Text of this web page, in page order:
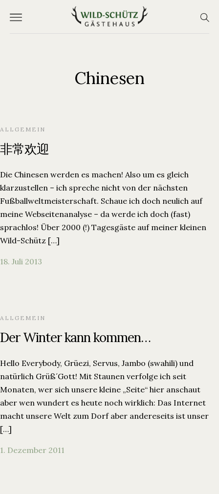
Chinesen
ALLGEMEIN
非常欢迎
Die Chinesen werden es machen! Also um es gleich
klarzustellen – ich spreche nicht von der nächsten
Fußballweltmeisterschaft. Schaue ich doch neulich auf
meine Webseitenanalyse – da werde ich doch (fast)
sprachlos! Über 2000 (!) Tagesgäste auf meiner kleinen
Wild-Schütz […]
18. Juli 2013
ALLGEMEIN
Der Winter kann kommen…
Hello Everybody, Grüezi, Servus, Jambo (swahili) und
natürlich Grüß´Gott! Mit Staunen verfolge ich seit
Monaten, wer sich unsere kleine „Seite“ hier anschaut
aber wen wundert es heute noch wirklich: Das Internet
macht unsere Welt zum Dorf aber andereseits ist unser
[…]
1. Dezember 2011
Start
Ferienwohnungen
Blog
Kontakt
Wild-Schütz Gästehaus
87645 Schwangau